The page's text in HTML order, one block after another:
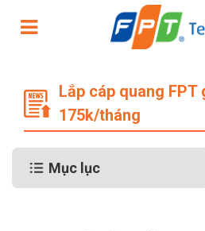
Lắp cáp quang
175k/tháng
Mục lục